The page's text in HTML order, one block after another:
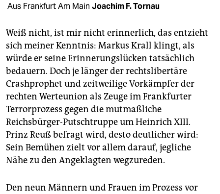
abo
genossenschaft
epaper login
Aus Frankfurt Am Main Joachim F. Tornau
Weiß nicht, ist mir nicht erinnerlich, das entzieht
sich meiner Kenntnis: Markus Krall klingt, als
würde er seine Erinnerungslücken tatsächlich
bedauern. Doch je länger der rechtslibertäre
Crashprophet und zeitweilige Vorkämpfer der
rechten Werteunion als Zeuge im Frankfurter
Terrorprozess gegen die mutmaßliche
Reichsbürger-Putschtruppe um Heinrich XIII.
Prinz Reuß befragt wird, desto deutlicher wird:
Sein Bemühen zielt vor allem darauf, jegliche
Nähe zu den Angeklagten wegzureden.
Den neun Männern und Frauen im Prozess vor